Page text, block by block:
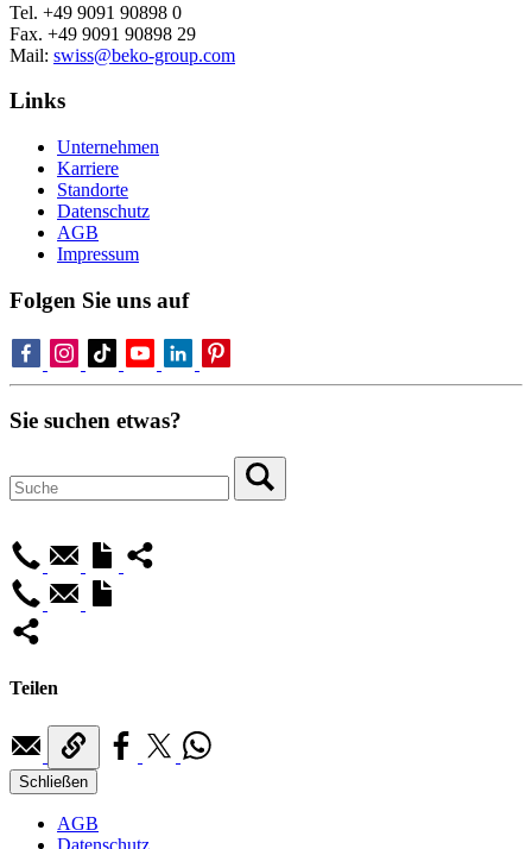
Tel. +49 9091 90898 0
Fax. +49 9091 90898 29
Mail: swiss@beko-group.com
Links
Unternehmen
Karriere
Standorte
Datenschutz
AGB
Impressum
Folgen Sie uns auf
Sie suchen etwas?
Teilen
Schließen
AGB
Datenschutz